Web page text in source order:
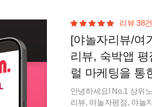
리뷰 38건
[야놀자리뷰/여
리뷰, 숙박앱 평
럴 마케팅을 통
안녕하세요! No.1 상위
리뷰, 야놀자평점, 야놀